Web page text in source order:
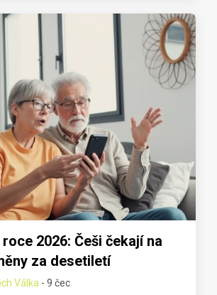
2026: Češi čekají na
za desetiletí
Válka - 9 čec